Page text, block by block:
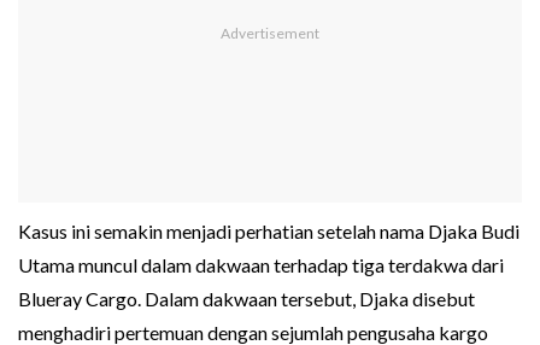
Kasus ini semakin menjadi perhatian setelah nama Djaka Budi
Utama muncul dalam dakwaan terhadap tiga terdakwa dari
Blueray Cargo. Dalam dakwaan tersebut, Djaka disebut
menghadiri pertemuan dengan sejumlah pengusaha kargo